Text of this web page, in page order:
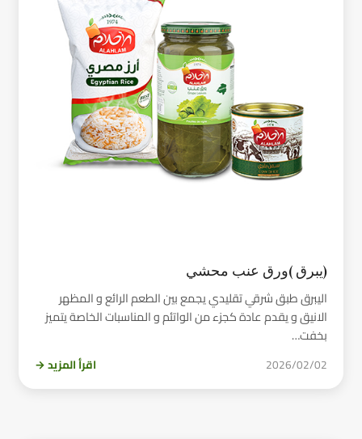
(يبرق )ورق عنب محشي
اليبرق طبق شرقي تقليدي يجمع بين الطعم الرائع و المظهر
الانيق و يقدم عادة كجزء من الواتئم و المناسبات الخاصة يتميز
بخفت…
2026/02/02 اقرأ المزيد →